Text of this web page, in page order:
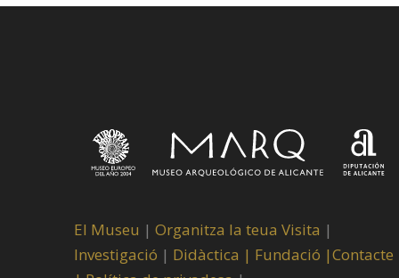
El Museu | Organitza la teua Visita |
Investigació | Didàctica | Fundació |Contacte